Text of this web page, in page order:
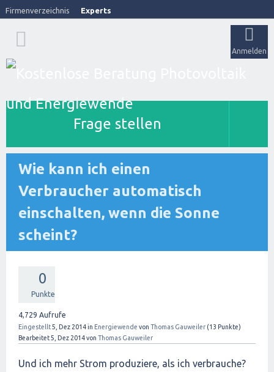
Firmenverzeichnis Experts
Anmelden
Frage stellen
Wie kann ich einen
Verbraucher automatisch
einschalten, wenn die Sonne
scheint?
0
Punkte
4,729 Aufrufe
Eingestellt5, Dez 2014in Energiewende von Thomas Gauweiler (13 Punkte)
Bearbeitet5, Dez 2014von Thomas Gauweiler
Und ich mehr Strom produziere, als ich verbrauche?